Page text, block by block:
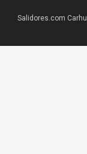
Salidores.com